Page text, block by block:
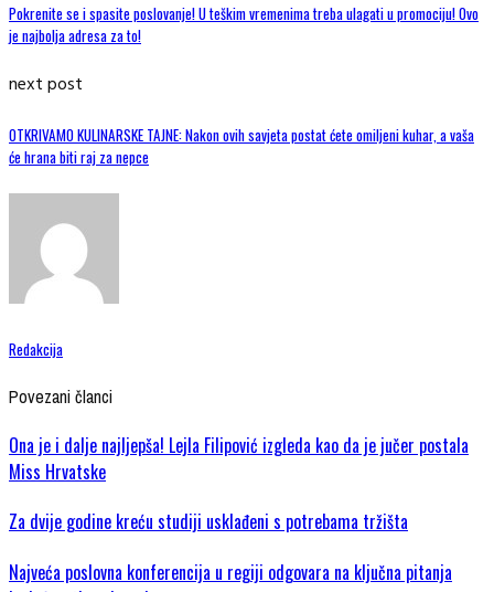
Pokrenite se i spasite poslovanje! U teškim vremenima treba ulagati u promociju! Ovo
je najbolja adresa za to!
next post
OTKRIVAMO KULINARSKE TAJNE: Nakon ovih savjeta postat ćete omiljeni kuhar, a vaša
će hrana biti raj za nepce
Redakcija
Povezani članci
Ona je i dalje najljepša! Lejla Filipović izgleda kao da je jučer postala
Miss Hrvatske
Za dvije godine kreću studiji usklađeni s potrebama tržišta
Najveća poslovna konferencija u regiji odgovara na ključna pitanja